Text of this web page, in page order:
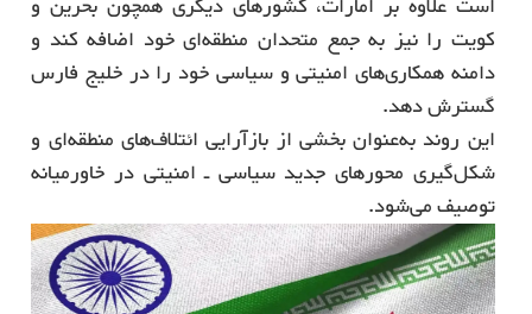
کویت را نیز به جمع متحدان منطقه‌ای خود اضافه کند و
دامنه همکاری‌های امنیتی و سیاسی خود را در خلیج فارس
گسترش دهد.
این روند به‌عنوان بخشی از بازآرایی ائتلاف‌های منطقه‌ای و
شکل‌گیری محورهای جدید سیاسی ـ امنیتی در خاورمیانه
توصیف می‌شود.